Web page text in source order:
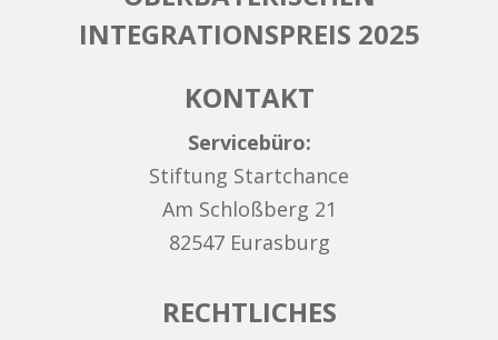
INTEGRATIONSPREIS 2025
KONTAKT
Servicebüro:
Stiftung Startchance
Am Schloßberg 21
82547 Eurasburg
RECHTLICHES